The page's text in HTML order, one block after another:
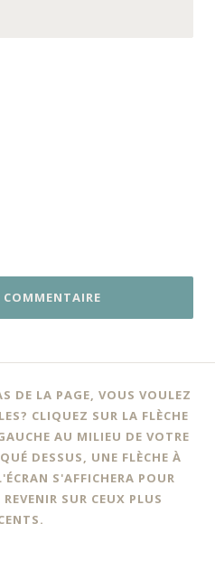
DE LA PAGE, VOUS VOULEZ
CLIQUEZ SUR LA FLÈCHE
AU MILIEU DE VOTRE
DESSUS, UNE FLÈCHE À
S'AFFICHERA POUR
SUR CEUX PLUS